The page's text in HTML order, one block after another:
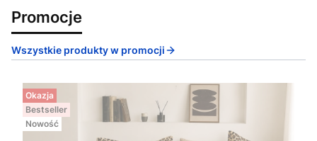
Promocje
Wszystkie produkty w promocji
Okazja
Bestseller
Nowość